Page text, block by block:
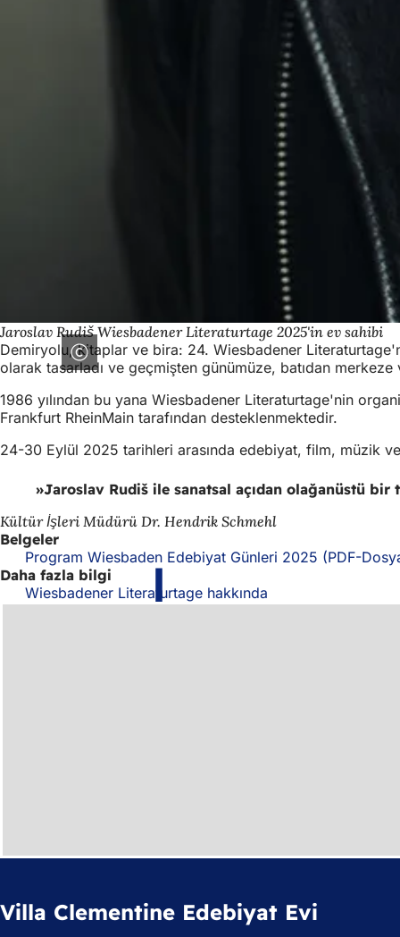
Jaroslav Rudiš Wiesbadener Literaturtage 2025'in ev sahibi
Demiryolu, kitaplar ve bira: 24. Wiesbadener
olarak tasarladı ve geçmişten günümüze, batıdan
1986 yılından bu yana Wiesbadener Literaturtage'nin
Frankfurt RheinMain tarafından desteklenmektedir.
24-30 Eylül 2025 tarihleri arasında edebiyat, film, müzik
Jaroslav Rudiš ile sanatsal açıdan olağanüstü
Kültür İşleri Müdürü Dr. Hendrik Schmehl
Belgeler
Program Wiesbaden Edebiyat Günleri 2025
PDF-
Daha fazla bilgi
Wiesbadener Literaturtage hakkında
Villa Clementine Edebiyat Evi